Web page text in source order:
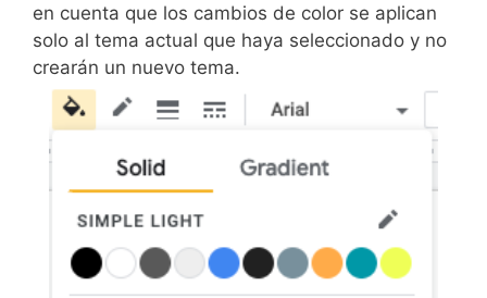
en cuenta que los cambios de color se aplican
solo al tema actual que haya seleccionado y no
crearán un nuevo tema.